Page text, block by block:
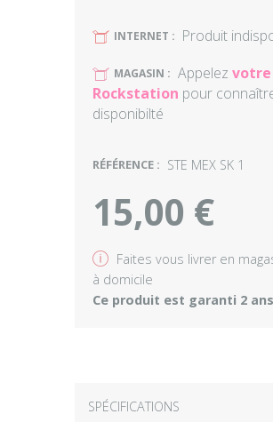
U INTERNET : Produit
U MAGASIN : Appelez votre
Rockstation pour
disponibilté
RÉFÉRENCE : STE MEX SK 1
15,00 €
v Faites vous livrer en
à domicile
Ce produit est garanti 2 ans
SPÉCIFICATIONS